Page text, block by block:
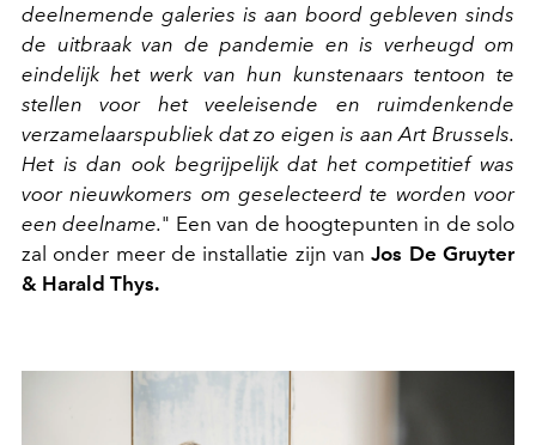
deelnemende galeries is aan boord gebleven sinds
de uitbraak van de pandemie en is verheugd om
eindelijk het werk van hun kunstenaars tentoon te
stellen voor het veeleisende en ruimdenkende
verzamelaarspubliek dat zo eigen is aan Art Brussels.
Het is dan ook begrijpelijk dat het competitief was
voor nieuwkomers om geselecteerd te worden voor
een deelname." Een van de hoogtepunten in de solo
zal onder meer de installatie zijn vanJos De Gruyter
& Harald Thys.